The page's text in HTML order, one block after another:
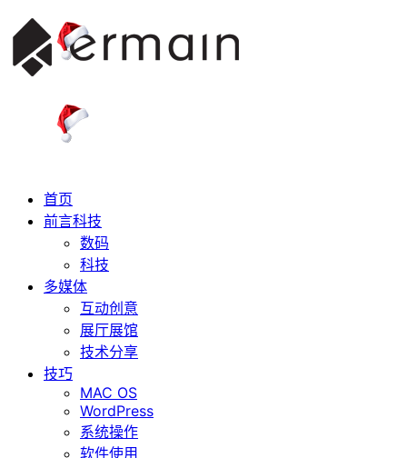
首页
前言科技
数码
科技
多媒体
互动创意
展厅展馆
技术分享
技巧
MAC OS
WordPress
系统操作
软件使用